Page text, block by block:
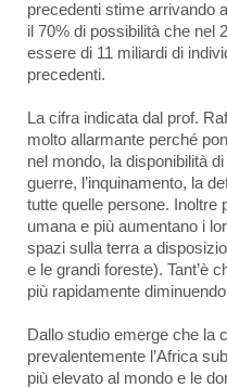
precedenti stime arrivando
il 70% di possibilità che nel
essere di 11 miliardi di
precedenti.
La cifra indicata dal prof.
molto allarmante perché
nel mondo, la disponibilità
guerre, l’inquinamento, la
tutte quelle persone. Inoltre
umana e più aumentano i
spazi sulla terra a
e le grandi foreste). Tant’è
più rapidamente
Dallo studio emerge che la
prevalentemente l’Africa
più elevato al mondo e le